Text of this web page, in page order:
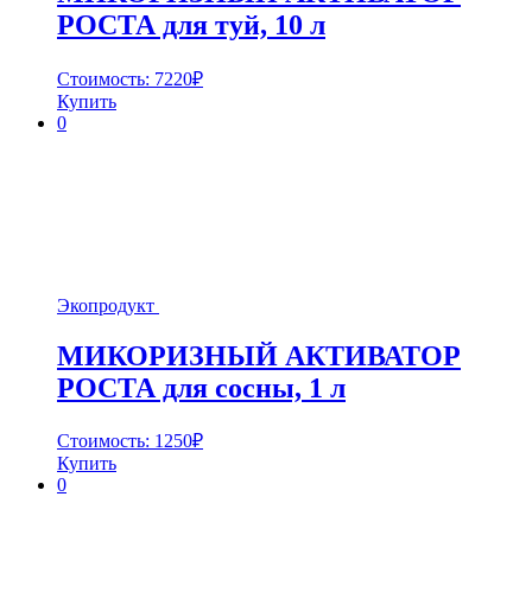
РОСТА для туй, 10 л
Стоимость: 7220₽
Купить
0
Экопродукт
МИКОРИЗНЫЙ АКТИВАТОР
РОСТА для сосны, 1 л
Стоимость: 1250₽
Купить
0